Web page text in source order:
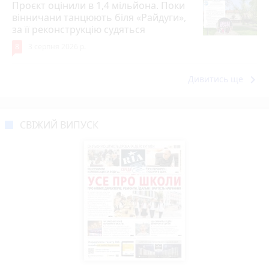
Проєкт оцінили в 1,4 мільйона. Поки
вінничани танцюють біля «Райдуги»,
за її реконструкцію судяться